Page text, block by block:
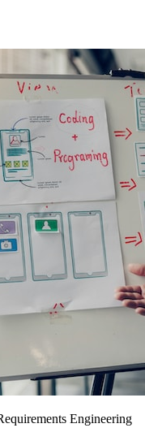
Engineering